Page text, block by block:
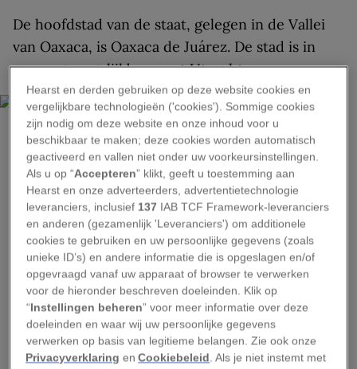
De hoofdstad van de staat, gelegen in de Vallei
van Oaxaca, is Oaxaca de Juárez. De stad is in
omvang vergelijkbaar met Utrecht.
GETTY IMAGES
Een espadin-agave. Espadín betekent ‘klein zwaard’ in het Spaans.
Wolkenvolk
Dat Oaxaca een prima plek is om te wonen,
ontdekten de Zapoteken al. De hoogontwikkelde
cultuur van deze oorspronkelijke bewoners
domineerde deze regio al vanaf 600 v.C. Monte
Albán was de hoofdstad van de Zapoteken, de
indrukwekkende ruïnes van deze stad liggen op
Hearst en derden gebruiken op deze website cookies en
vergelijkbare technologieën ('cookies'). Sommige cookies
zijn nodig om deze website en onze inhoud voor u
beschikbaar te maken; deze cookies worden automatisch
geactiveerd en vallen niet onder uw voorkeursinstellingen.
Als u op “Accepteren” klikt, geeft u toestemming aan
Hearst en onze adverteerders, advertentietechnologie
leveranciers, inclusief 137 IAB TCF Framework-leveranciers
en anderen (gezamenlijk 'Leveranciers') om additionele
cookies te gebruiken en uw persoonlijke gegevens (zoals
unieke ID’s) en andere informatie die is opgeslagen en/of
opgevraagd vanaf uw apparaat of browser te verwerken
voor de hieronder beschreven doeleinden. Klik op
“Instellingen beheren” voor meer informatie over deze
doeleinden en waar wij uw persoonlijke gegevens
verwerken op basis van legitieme belangen. Zie ook onze
Privacyverklaring enCookiebeleid. Als je niet instemt met